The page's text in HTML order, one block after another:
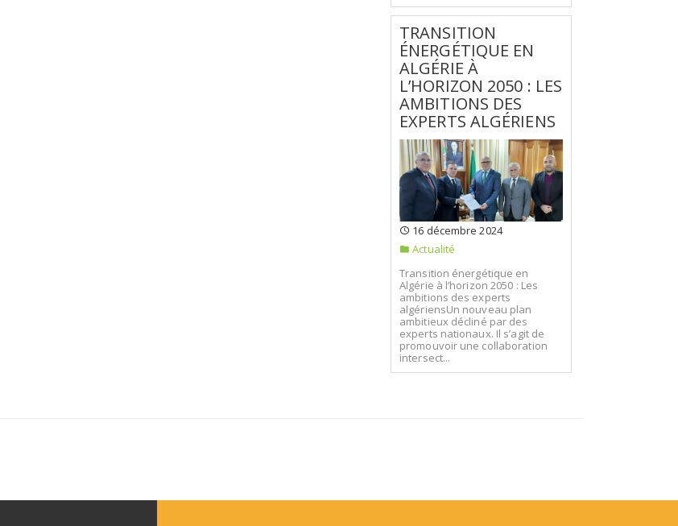
TRANSITION
ÉNERGÉTIQUE EN
ALGÉRIE À
L’HORIZON 2050 : LES
AMBITIONS DES
EXPERTS ALGÉRIENS
16 décembre 2024
Actualité
Transition énergétique en
Algérie à l’horizon 2050 : Les
ambitions des experts
algériensUn nouveau plan
ambitieux décliné par des
experts nationaux. Il s’agit de
promouvoir une collaboration
intersect...